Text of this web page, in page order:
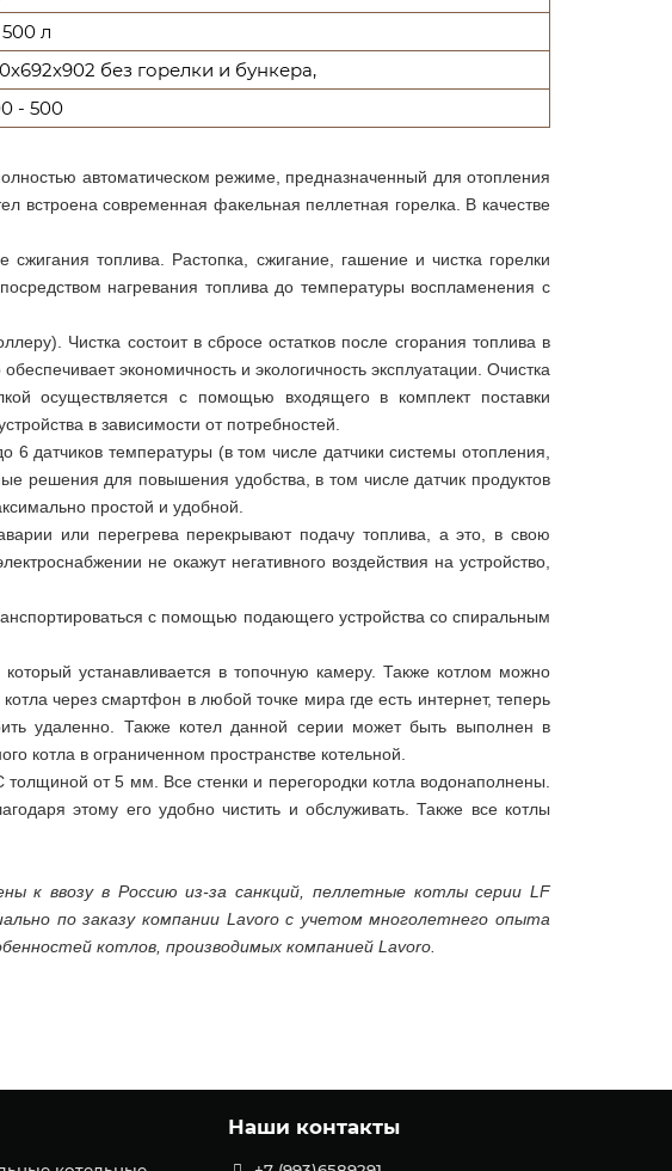
л
без горелки и бункера,
- 500
автоматическом режиме, предназначенный для отопления
встроена современная факельная пеллетная горелка. В качестве
топлива. Растопка, сжигание, гашение и чистка горелки
нагревания топлива до температуры воспламенения с
Чистка состоит в сбросе остатков после сгорания топлива в
экономичность и экологичность эксплуатации. Очистка
осуществляется с помощью входящего в комплект поставки
в зависимости от потребностей.
датчиков температуры (в том числе датчики системы отопления,
решения для повышения удобства, в том числе датчик продуктов
простой и удобной.
или перегрева перекрывают подачу топлива, а это, в свою
не окажут негативного воздействия на устройство,
с помощью подающего устройства со спиральным
устанавливается в топочную камеру. Также котлом можно
через смартфон в любой точке мира где есть интернет, теперь
удаленно. Также котел данной серии может быть выполнен в
котла в ограниченном пространстве котельной.
от 5 мм. Все стенки и перегородки котла водонаполнены.
этому его удобно чистить и обслуживать. Также все котлы
к ввозу в Россию из-за санкций, пеллетные котлы серии LF
по заказу компании Lavoro с учетом многолетнего опыта
котлов, производимых компанией Lavoro.
Наши контакты